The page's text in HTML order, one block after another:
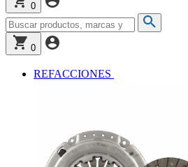
0
0
REFACCIONES